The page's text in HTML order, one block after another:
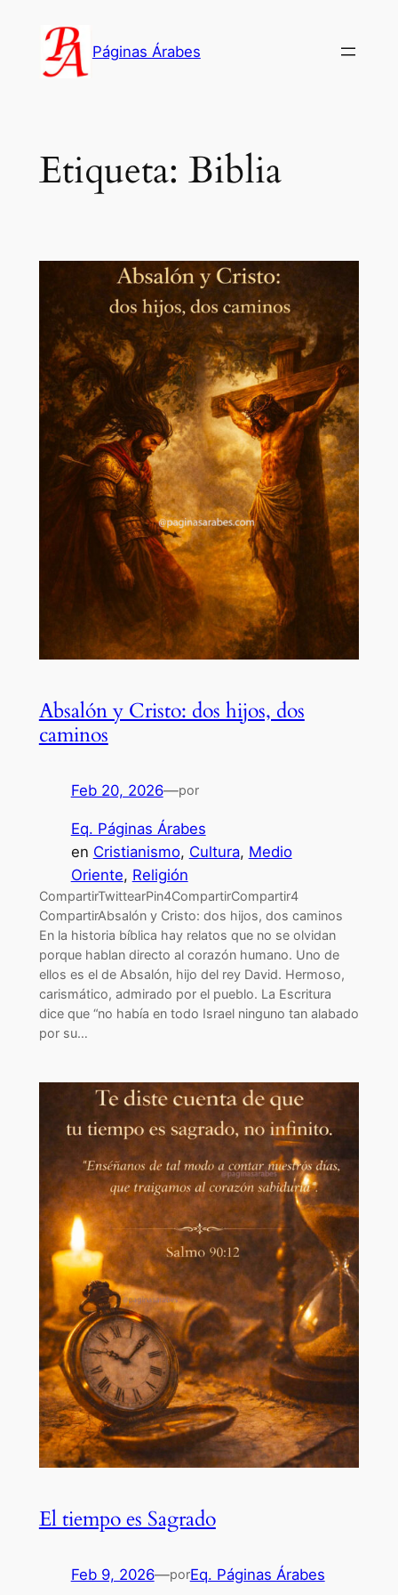
contenido
Páginas Árabes
Etiqueta: Biblia
Absalón y Cristo: dos hijos, dos
caminos
Feb 20, 2026—por
Eq. Páginas Árabes
en Cristianismo, Cultura, Medio
Oriente, Religión
CompartirTwittearPin4CompartirCompartir4
CompartirAbsalón y Cristo: dos hijos, dos caminos
En la historia bíblica hay relatos que no se olvidan
porque hablan directo al corazón humano. Uno de
ellos es el de Absalón, hijo del rey David. Hermoso,
carismático, admirado por el pueblo. La Escritura
dice que “no había en todo Israel ninguno tan alabado
por su…
El tiempo es Sagrado
Feb 9, 2026—porEq. Páginas Árabes